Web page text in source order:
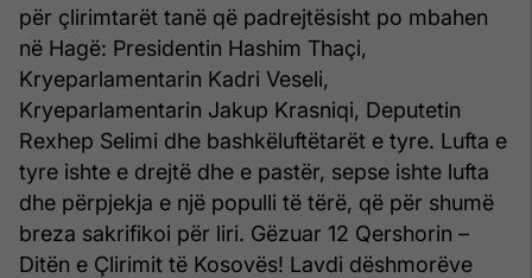
për çlirimtarët tanë që padrejtësisht po mbahen
në Hagë: Presidentin Hashim Thaçi,
Kryeparlamentarin Kadri Veseli,
Kryeparlamentarin Jakup Krasniqi, Deputetin
Rexhep Selimi dhe bashkëluftëtarët e tyre. Lufta e
tyre ishte e drejtë dhe e pastër, sepse ishte lufta
dhe përpjekja e një populli të tërë, që për shumë
breza sakrifikoi për liri. Gëzuar 12 Qershorin –
Ditën e Çlirimit të Kosovës! Lavdi dëshmorëve